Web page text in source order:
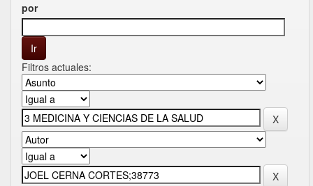
por
Filtros actuales: